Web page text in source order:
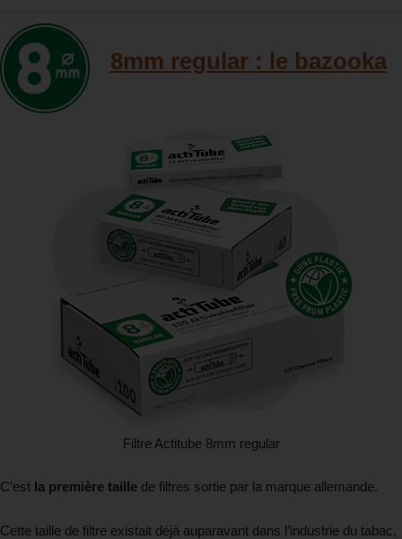
8mm regular : le bazooka
Filtre Actitube 8mm regular
C’est la première taille de filtres sortie par la marque allemande.
Cette taille de filtre existait déjà auparavant dans l’industrie du tabac,